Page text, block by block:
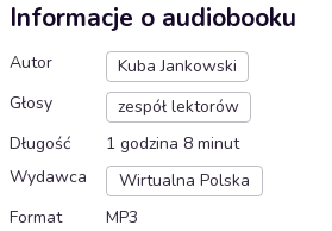
Informacje o audiobooku
Autor
Kuba Jankowski
Głosy
zespół lektorów
Długość
1 godzina 8 minut
Wydawca
Wirtualna Polska
Format
MP3